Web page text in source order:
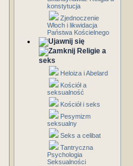
konstytucja
Zjednoczenie
Włoch i likwidacja
Państwa Kościelnego
Religie a
seks
Heloiza i Abelard
Kościół a
seksualność
Kościół i seks
Pesymizm
seksualny
Seks a celibat
Tantryczna
Psychologia
Seksualności